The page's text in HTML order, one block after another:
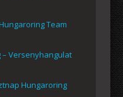
Team
– Versenyhangulat
Hungaroring